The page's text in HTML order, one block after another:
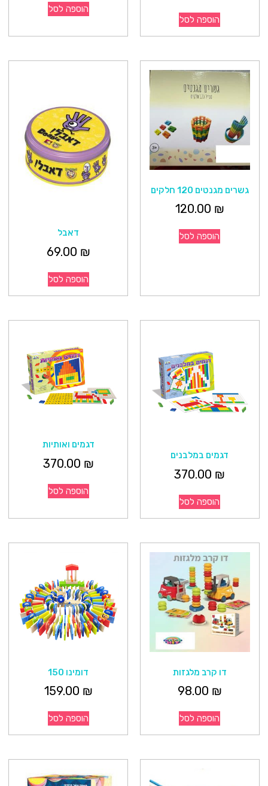
הוספה לסל
הוספה לסל
גשרים מגנטים 120 חלקים
120.00 ₪
הוספה לסל דאבל
69.00 ₪
הוספה לסל
דגמים במלבנים
370.00 ₪
הוספה לסל
דגמים ואותיות
370.00 ₪
הוספה לסל
דו קרב מלגזות
98.00 ₪
הוספה לסל
דומינו 150
159.00 ₪
הוספה לסל